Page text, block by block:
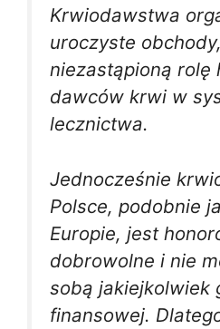
Krwiodawstwa
uroczyste
niezastąpioną rolę
dawców krwi w
lecznictwa.
Jednocześnie
Polsce, podobnie
Europie, jest
dobrowolne i nie
sobą jakiejkolwiek
finansowej.